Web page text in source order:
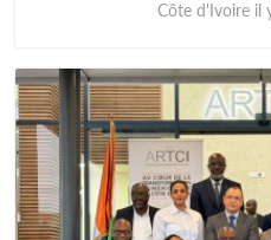
Côte d'Ivoire il